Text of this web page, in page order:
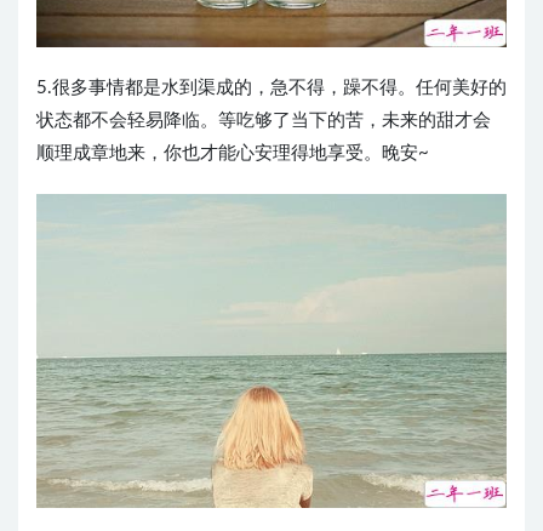
5.很多事情都是水到渠成的，急不得，躁不得。任何美好的
状态都不会轻易降临。等吃够了当下的苦，未来的甜才会
顺理成章地来，你也才能心安理得地享受。晚安~